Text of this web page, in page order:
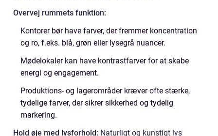
Overvej rummets funktion:
Kontorer bør have farver, der fremmer koncentration
og ro, f.eks. blå, grøn eller lysegrå nuancer.
Mødelokaler kan have kontrastfarver for at skabe
energi og engagement.
Produktions- og lagerområder kræver ofte stærke,
tydelige farver, der sikrer sikkerhed og tydelig
markering.
Hold øje med lysforhold: Naturligt og kunstigt lys